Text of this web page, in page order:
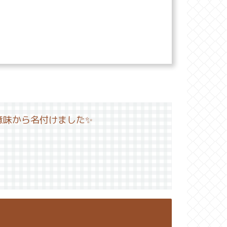
から名付けました✨